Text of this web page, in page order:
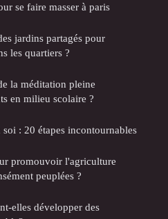
se faire masser à paris
jardins partagés pour
les quartiers ?
la méditation pleine
en milieu scolaire ?
: 20 étapes incontournables
promouvoir l'agriculture
peuplées ?
elles développer des